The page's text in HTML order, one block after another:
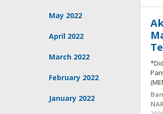
May 2022
April 2022
March 2022
February 2022
January 2022